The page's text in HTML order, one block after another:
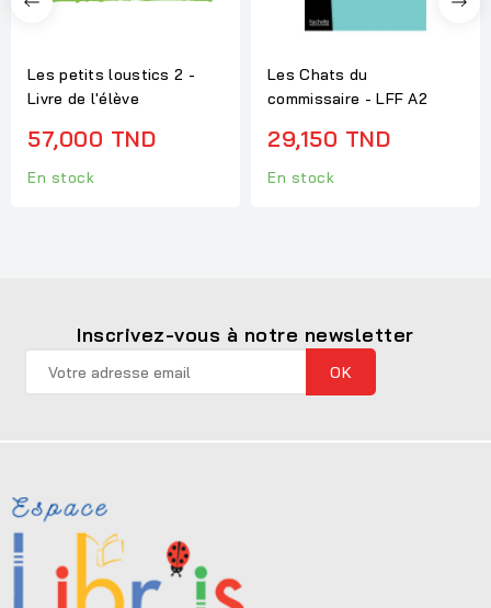
Les petits loustics 2 -
Livre de l'élève
57,000 TND
En stock
Les Chats du
commissaire - LFF A2
29,150 TND
En stock
Inscrivez-vous à notre newsletter